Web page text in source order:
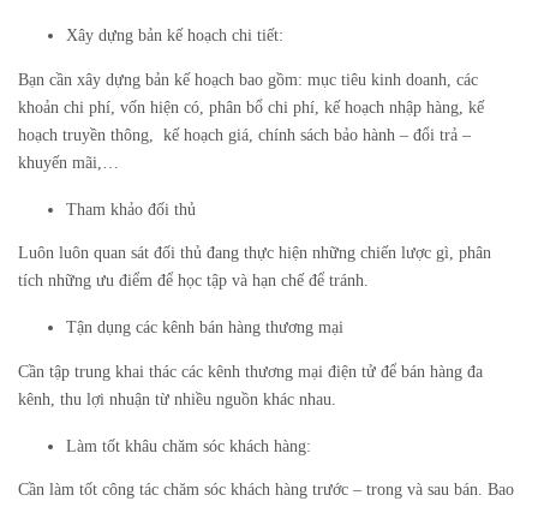
Xây dựng bản kế hoạch chi tiết:
Bạn cần xây dựng bản kế hoạch bao gồm: mục tiêu kinh doanh, các
khoản chi phí, vốn hiện có, phân bổ chi phí, kế hoạch nhập hàng, kế
hoạch truyền thông, kế hoạch giá, chính sách bảo hành – đổi trả –
khuyến mãi,…
Tham khảo đối thủ
Luôn luôn quan sát đối thủ đang thực hiện những chiến lược gì, phân
tích những ưu điểm để học tập và hạn chế để tránh.
Tận dụng các kênh bán hàng thương mại
Cần tập trung khai thác các kênh thương mại điện tử để bán hàng đa
kênh, thu lợi nhuận từ nhiều nguồn khác nhau.
Làm tốt khâu chăm sóc khách hàng:
Cần làm tốt công tác chăm sóc khách hàng trước – trong và sau bán. Bao